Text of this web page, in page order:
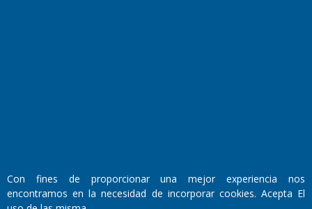
Domicilio Legal: José Ingenieros 855,
Con fines de proporcionar una mejor experiencia nos
encontramos en la necesidad de incorporar cookies. Acepta El